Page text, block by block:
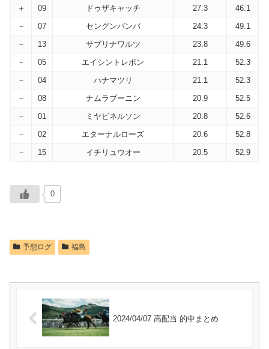
＋
09 ドゥザキャッチ 27.3
46.1
－
07 セングンバンバ 24.3
49.1
－
13 サブリナワルツ 23.8
49.6
－
05 エイシントレボン 21.1
52.3
－
04 ハナマツリ 21.1
52.3
－
08 ナムラブーニン 20.9
52.5
－
01 ミヤビネルソン 20.8
52.6
－
02 エターナルローズ 20.6
52.8
－
15 イチリュウオー 20.5 52.9
0
予想ログ 福島
2024/04/07 高配当 的中まとめ